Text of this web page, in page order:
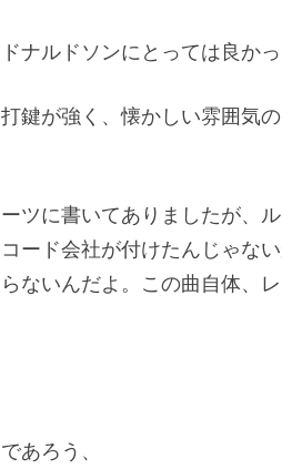
ナルドソンにとっては良か
鍵が強く、懐かしい雰囲気
ツに書いてありましたが、ル
ード会社が付けたんじゃな
ないんだよ。この曲自体、
あろう、